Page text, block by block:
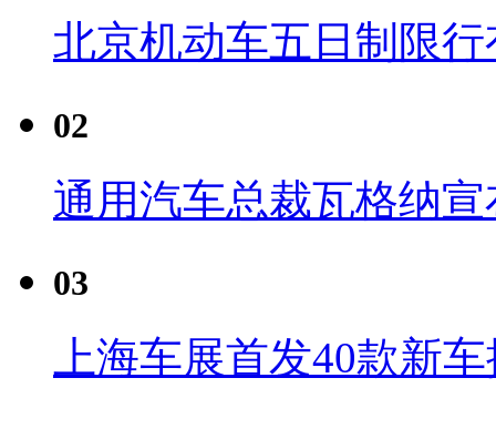
北京机动车五日制限
02
通用汽车总裁瓦格纳
03
上海车展首发40款新